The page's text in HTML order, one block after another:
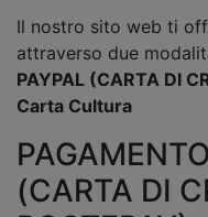
Il nostro sito web ti
attraverso due
PAYPAL (CARTA DI
Carta Cultura
(CARTA DI